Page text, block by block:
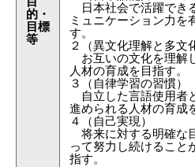
的・
目標
等
日本社会で活躍でき
ミュニケーション力を
す。
２（異文化理解と多文
お互いの文化を理解
人材の育成を目指す。
３（自律学習の習慣）
自立した言語使用者
進められる人材の育成
４（自己実現）
将来に対する明確な
って努力し続けること
指す。